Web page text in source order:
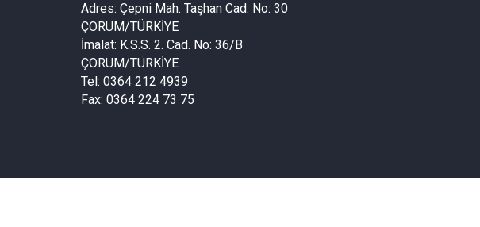
Adres: Çepni Mah. Taşhan Cad. No: 30
ÇORUM/TÜRKİYE
İmalat: K.S.S. 2. Cad. No: 36/B
ÇORUM/TÜRKİYE
Tel: 0364 212 4939
Fax: 0364 224 73 75